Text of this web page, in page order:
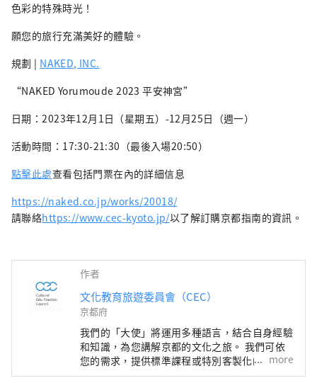
色彩的特殊時光！
願您的旅行充滿美好的體驗。
規劃 | NAKED, INC.
“NAKED Yorumoude 2023 平安神宮”
日期：2023年12月1日（星期五）-12月25日（週一）
活動時間：17:30-21:30（最後入場20:50）
點擊此處查看包括門票在內的詳細信息
https://naked.co.jp/works/20018/
請聯絡https://www.cec-kyoto.jp/以了解訂購京都指南的資訊。
作者
文化教育旅遊委員會（CEC）
京都府
我們的「大使」將運用多種語言，結合自身經驗
和知識，為您講解京都的文化之旅。 我們可依
您的需求，提供標準課程或特別客製化的一日課
程，幫助您在京都度過難忘的時光。您將有機會
more